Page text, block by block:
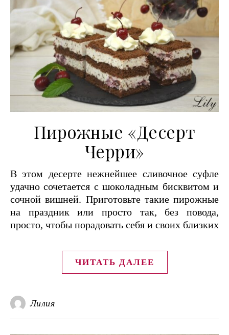
Пирожные «Десерт
Черри»
В этом десерте нежнейшее сливочное суфле
удачно сочетается с шоколадным бисквитом и
сочной вишней. Приготовьте такие пирожные
на праздник или просто так, без повода,
просто, чтобы порадовать себя и своих близких
ЧИТАТЬ ДАЛЕЕ
Лилия